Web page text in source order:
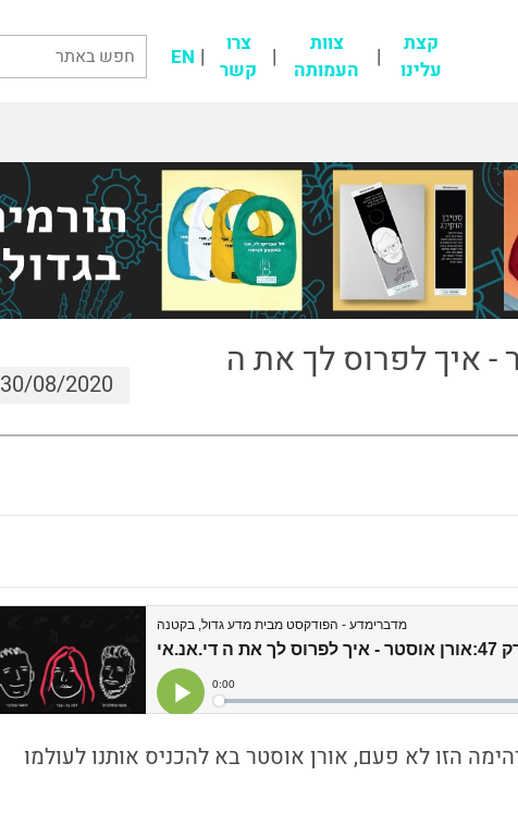
קצת
עלינו
צוות
העמותה
צרו
קשר
EN
אוסטר - איך לפרוס לך את ה
30/08/2020
הזו לא פעם, אורן אוסטר בא להכניס אותנו לעולמו